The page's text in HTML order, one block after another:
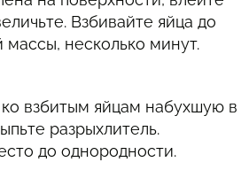
Взбивайте яйца до
несколько минут.
взбитым яйцам набухшую в
разрыхлитель.
до однородности.